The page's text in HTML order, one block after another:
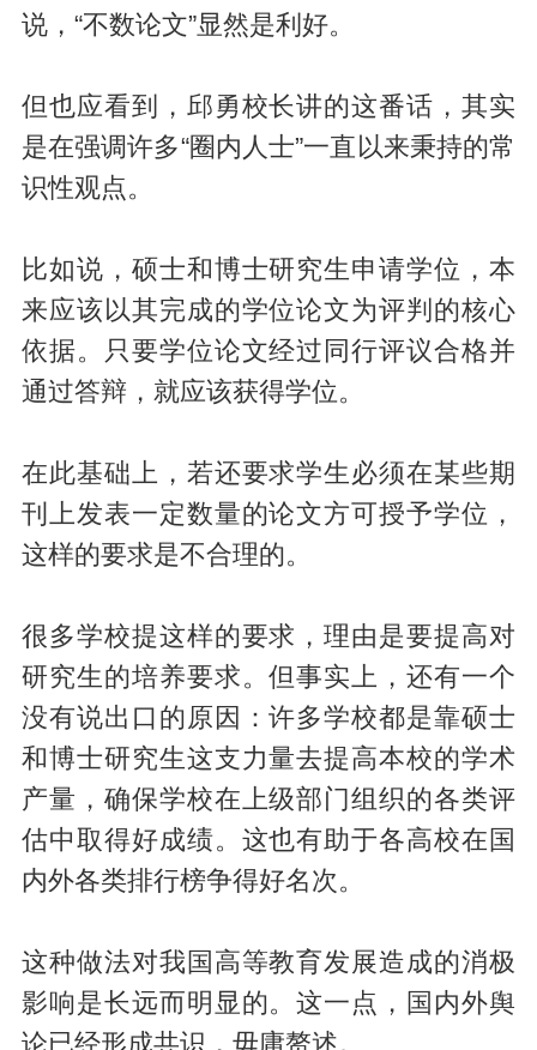
说，“不数论文”显然是利好。
但也应看到，邱勇校长讲的这番话，其实
是在强调许多“圈内人士”一直以来秉持的常
识性观点。
比如说，硕士和博士研究生申请学位，本
来应该以其完成的学位论文为评判的核心
依据。只要学位论文经过同行评议合格并
通过答辩，就应该获得学位。
在此基础上，若还要求学生必须在某些期
刊上发表一定数量的论文方可授予学位，
这样的要求是不合理的。
很多学校提这样的要求，理由是要提高对
研究生的培养要求。但事实上，还有一个
没有说出口的原因：许多学校都是靠硕士
和博士研究生这支力量去提高本校的学术
产量，确保学校在上级部门组织的各类评
估中取得好成绩。这也有助于各高校在国
内外各类排行榜争得好名次。
这种做法对我国高等教育发展造成的消极
影响是长远而明显的。这一点，国内外舆
论已经形成共识，毋庸赘述。